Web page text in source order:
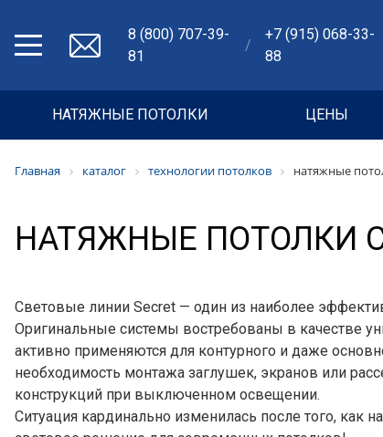
8 (800) 707-39-
81
/
+7 (915) 068-33-
88
НАТЯЖНЫЕ ПОТОЛКИ ЦЕНЫ
Главная каталог технологии потолков натяжные
НАТЯЖНЫЕ ПОТОЛКИ
Световые линии Secret — один из наиболее
Оригинальные системы востребованы в качестве
активно применяются для контурного и даже
необходимость монтажа заглушек, экранов или
конструкций при выключенном освещении.
Ситуация кардинально изменилась после того, как